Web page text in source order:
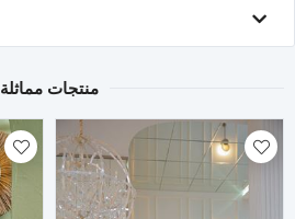
منتجات مماثلة